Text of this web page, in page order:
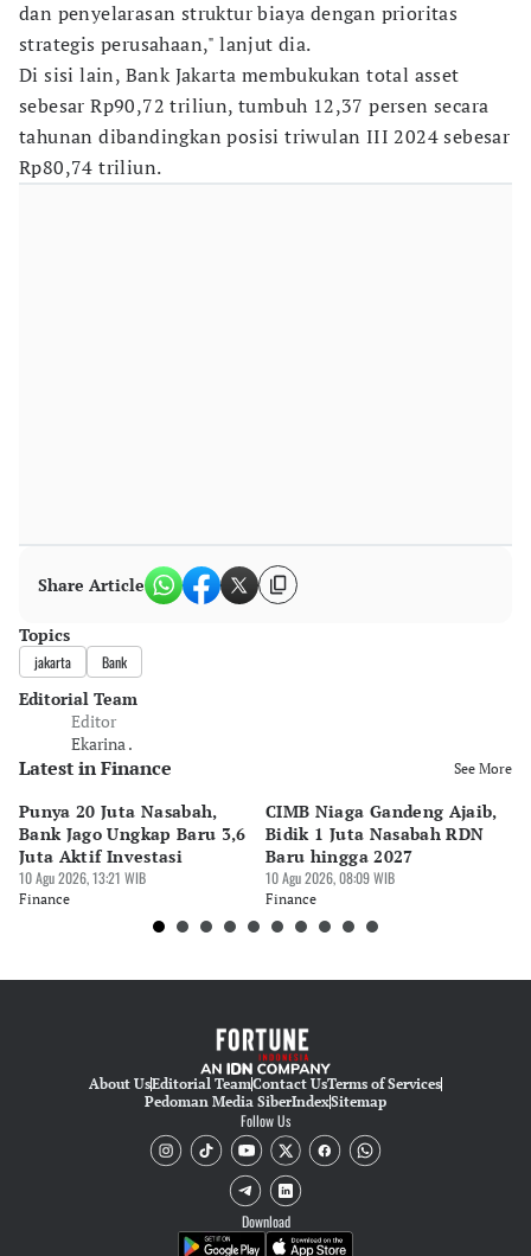
dan penyelarasan struktur biaya dengan prioritas
strategis perusahaan," lanjut dia.
Di sisi lain, Bank Jakarta membukukan total asset
sebesar Rp90,72 triliun, tumbuh 12,37 persen secara
tahunan dibandingkan posisi triwulan III 2024 sebesar
Rp80,74 triliun.
Share Article
Topics
jakarta Bank
Editorial Team
Editor
Ekarina .
Latest in Finance See More
Punya 20 Juta Nasabah,
Bank Jago Ungkap Baru 3,6
Juta Aktif Investasi
10 Agu 2026, 13:21 WIB
Finance
CIMB Niaga Gandeng Ajaib,
Bidik 1 Juta Nasabah RDN
Baru hingga 2027
10 Agu 2026, 08:09 WIB
Finance
About UsEditorial TeamContact UsTerms of Services
Pedoman Media SiberIndexSitemap
Follow Us
Download